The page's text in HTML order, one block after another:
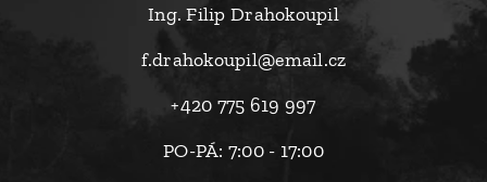
Ing. Filip Drahokoupil
f.drahokoupil@email.cz
+420 775 619 997
PO-PÁ: 7:00 - 17:00